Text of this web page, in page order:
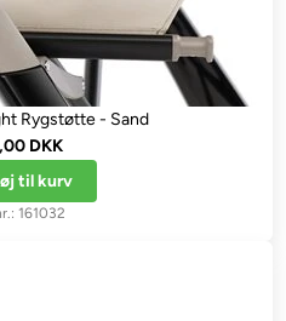
Rygstøtte - Sand
DKK
til kurv
161032